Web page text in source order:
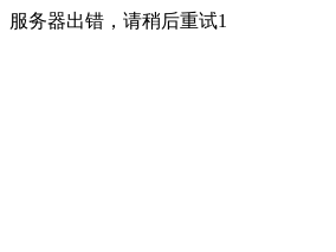
服务器出错，请稍后重试1